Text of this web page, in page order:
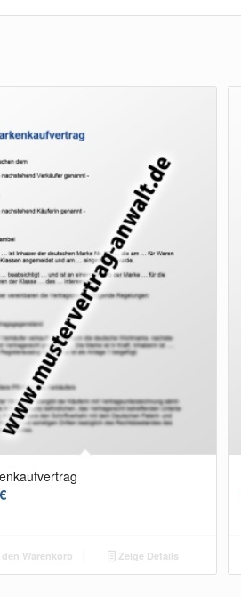
€
den Warenkorb Zeige Details